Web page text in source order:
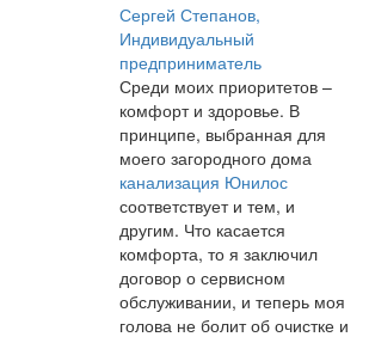
Сергей Степанов,
Индивидуальный
предприниматель
Среди моих приоритетов –
комфорт и здоровье. В
принципе, выбранная для
моего загородного дома
канализация Юнилос
соответствует и тем, и
другим. Что касается
комфорта, то я заключил
договор о сервисном
обслуживании, и теперь моя
голова не болит об очистке и